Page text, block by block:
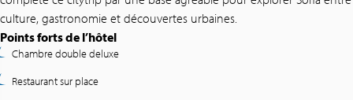
culture, gastronomie et découvertes urbaines.
Points forts de l’hôtel
Chambre double deluxe
Restaurant sur place